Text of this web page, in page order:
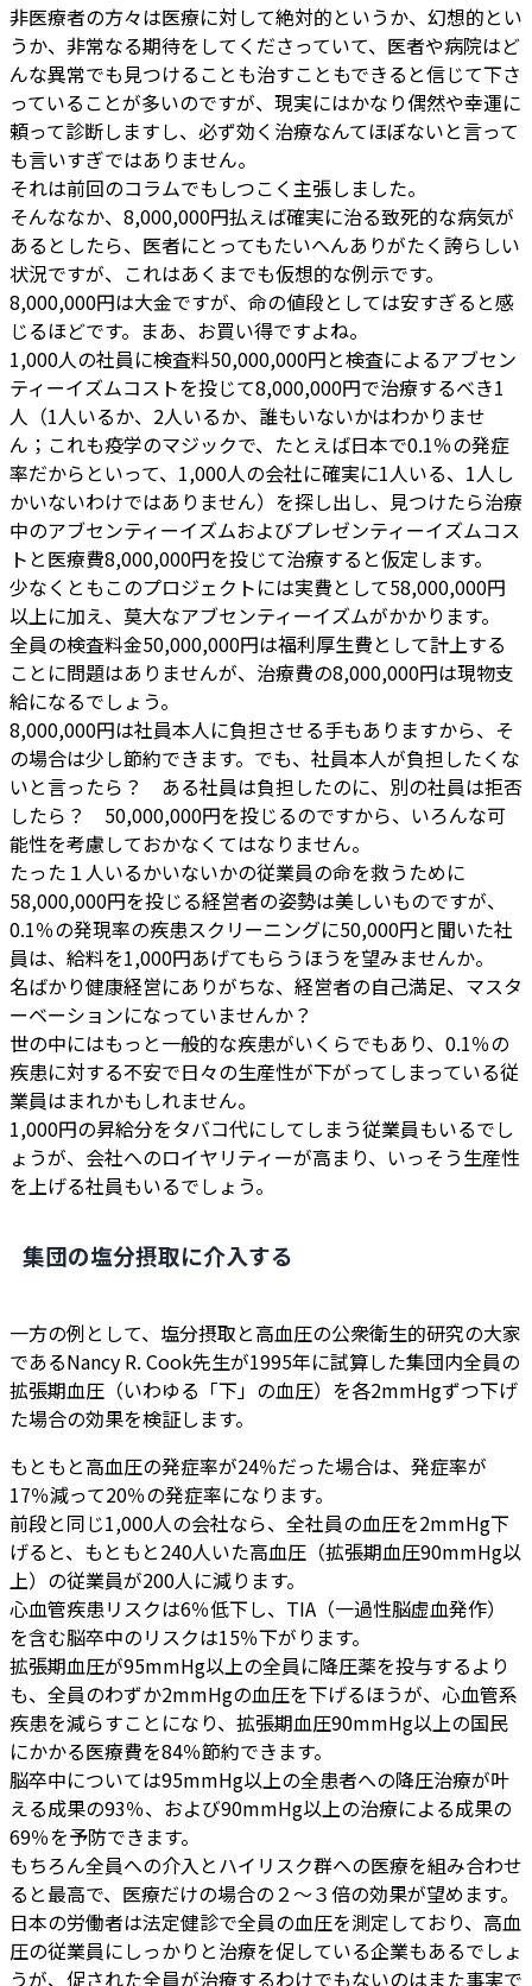
非医療者の方々は医療に対して絶対的というか、幻想的とい
うか、非常なる期待をしてくださっていて、医者や病院はど
んな異常でも見つけることも治すこともできると信じて下さ
っていることが多いのですが、現実にはかなり偶然や幸運に
頼って診断しますし、必ず効く治療なんてほぼないと言って
も言いすぎではありません。
それは前回のコラムでもしつこく主張しました。
そんななか、8,000,000円払えば確実に治る致死的な病気が
あるとしたら、医者にとってもたいへんありがたく誇らしい
状況ですが、これはあくまでも仮想的な例示です。
8,000,000円は大金ですが、命の値段としては安すぎると感
じるほどです。まあ、お買い得ですよね。
1,000人の社員に検査料50,000,000円と検査によるアブセン
ティーイズムコストを投じて8,000,000円で治療するべき1
人（1人いるか、2人いるか、誰もいないかはわかりませ
ん；これも疫学のマジックで、たとえば日本で0.1％の発症
率だからといって、1,000人の会社に確実に1人いる、1人し
かいないわけではありません）を探し出し、見つけたら治療
中のアブセンティーイズムおよびプレゼンティーイズムコス
トと医療費8,000,000円を投じて治療すると仮定します。
少なくともこのプロジェクトには実費として58,000,000円
以上に加え、莫大なアブセンティーイズムがかかります。
全員の検査料金50,000,000円は福利厚生費として計上する
ことに問題はありませんが、治療費の8,000,000円は現物支
給になるでしょう。
8,000,000円は社員本人に負担させる手もありますから、そ
の場合は少し節約できます。でも、社員本人が負担したくな
いと言ったら？ ある社員は負担したのに、別の社員は拒否
したら？ 50,000,000円を投じるのですから、いろんな可
能性を考慮しておかなくてはなりません。
たった１人いるかいないかの従業員の命を救うために
58,000,000円を投じる経営者の姿勢は美しいものですが、
0.1％の発現率の疾患スクリーニングに50,000円と聞いた社
員は、給料を1,000円あげてもらうほうを望みませんか。
名ばかり健康経営にありがちな、経営者の自己満足、マスタ
ーベーションになっていませんか？
世の中にはもっと一般的な疾患がいくらでもあり、0.1％の
疾患に対する不安で日々の生産性が下がってしまっている従
業員はまれかもしれません。
1,000円の昇給分をタバコ代にしてしまう従業員もいるでし
ょうが、会社へのロイヤリティーが高まり、いっそう生産性
を上げる社員もいるでしょう。
集団の塩分摂取に介入する
一方の例として、塩分摂取と高血圧の公衆衛生的研究の大家
であるNancy R. Cook先生が1995年に試算した集団内全員の
拡張期血圧（いわゆる「下」の血圧）を各2mmHgずつ下げ
た場合の効果を検証します。
もともと高血圧の発症率が24％だった場合は、発症率が
17％減って20％の発症率になります。
前段と同じ1,000人の会社なら、全社員の血圧を2mmHg下
げると、もともと240人いた高血圧（拡張期血圧90mmHg以
上）の従業員が200人に減ります。
心血管疾患リスクは6％低下し、TIA（一過性脳虚血発作）
を含む脳卒中のリスクは15％下がります。
拡張期血圧が95mmHg以上の全員に降圧薬を投与するより
も、全員のわずか2mmHgの血圧を下げるほうが、心血管系
疾患を減らすことになり、拡張期血圧90mmHg以上の国民
にかかる医療費を84％節約できます。
脳卒中については95mmHg以上の全患者への降圧治療が叶
える成果の93％、および90mmHg以上の治療による成果の
69％を予防できます。
もちろん全員への介入とハイリスク群への医療を組み合わせ
ると最高で、医療だけの場合の２～３倍の効果が望めます。
日本の労働者は法定健診で全員の血圧を測定しており、高血
圧の従業員にしっかりと治療を促している企業もあるでしょ
うが、促された全員が治療するわけでもないのはまた事実で